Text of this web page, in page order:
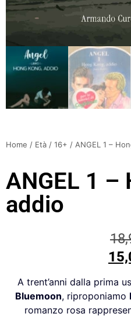
Home / Età / 16+ / ANGEL 1 –
ANGEL 1 –
addio
A trent’anni dalla prima
Bluemoon, riproponiamo
romanzo rosa